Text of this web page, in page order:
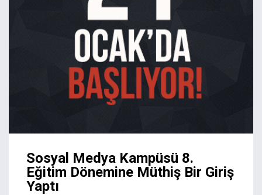
Sosyal Medya Kampüsü 8.
Eğitim Dönemine Müthiş Bir Giriş
Yaptı